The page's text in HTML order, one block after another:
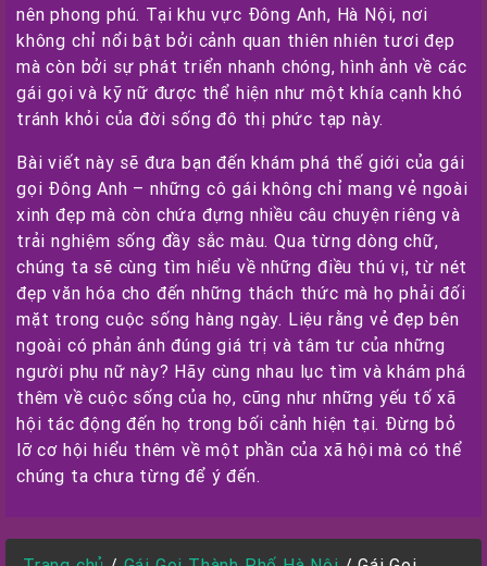
TP
Lớn
Khác
Đăng
Đăng
Nhập
nên phong phú. Tại khu vực Đông Anh, Hà Nội, nơi
không chỉ nổi bật bởi cảnh quan thiên nhiên tươi đẹp
mà còn bởi sự phát triển nhanh chóng, hình ảnh về các
gái gọi và kỹ nữ được thể hiện như một khía cạnh khó
tránh khỏi của đời sống đô thị phức tạp này.
Bài viết này sẽ đưa bạn đến khám phá thế giới của gái
gọi Đông Anh – những cô gái không chỉ mang vẻ ngoài
xinh đẹp mà còn chứa đựng nhiều câu chuyện riêng và
trải nghiệm sống đầy sắc màu. Qua từng dòng chữ,
chúng ta sẽ cùng tìm hiểu về những điều thú vị, từ nét
đẹp văn hóa cho đến những thách thức mà họ phải đối
mặt trong cuộc sống hàng ngày. Liệu rằng vẻ đẹp bên
ngoài có phản ánh đúng giá trị và tâm tư của những
người phụ nữ này? Hãy cùng nhau lục tìm và khám phá
thêm về cuộc sống của họ, cũng như những yếu tố xã
hội tác động đến họ trong bối cảnh hiện tại. Đừng bỏ
lỡ cơ hội hiểu thêm về một phần của xã hội mà có thể
chúng ta chưa từng để ý đến.